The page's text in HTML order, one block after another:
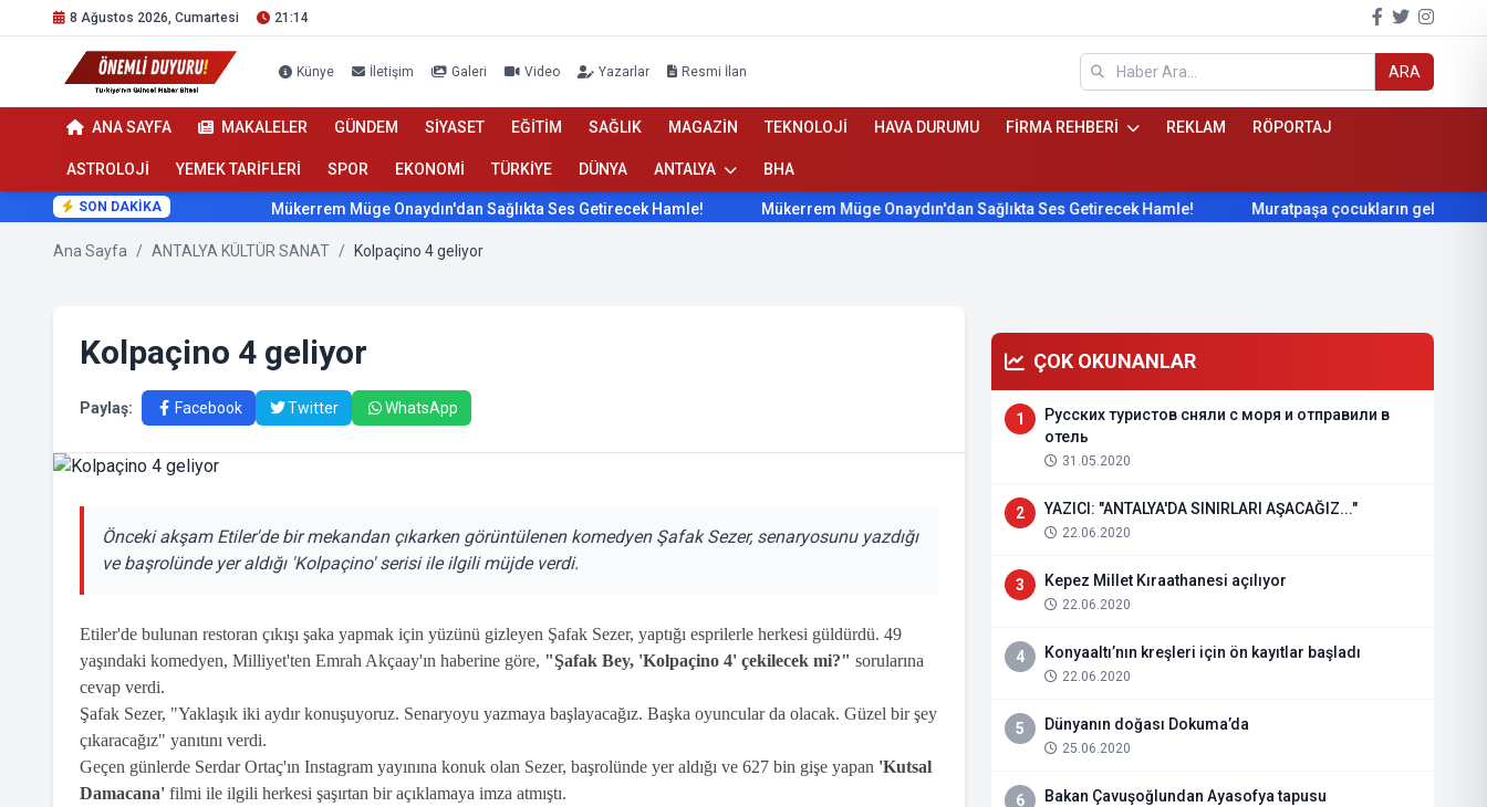
8 Ağustos 2026, Cumartesi 21:14
Künye İletişim Galeri Video Yazarlar Resmi İlan ARA
ANA SAYFA MAKALELER GÜNDEM SİYASET EĞİTİM SAĞLIK MAGAZİN TEKNOLOJİ HAVA DURUMU FİRMA REHBERİ REKLAM RÖPORTAJ
ASTROLOJİ YEMEK TARİFLERİ SPOR EKONOMİ TÜRKİYE DÜNYA ANTALYA BHA
SON DAKİKA Mükerrem Müge Onaydın'dan Sağlıkta Ses Getirecek Hamle! Mükerrem Müge Onaydın'dan Sağlıkta Ses Getirecek Hamle! Muratpaşa çocukların gelişimini
Ana Sayfa / ANTALYA KÜLTÜR SANAT / Kolpaçino 4 geliyor
Kolpaçino 4 geliyor
Paylaş: Facebook Twitter WhatsApp
Önceki akşam Etiler'de bir mekandan çıkarken görüntülenen komedyen Şafak Sezer, senaryosunu yazdığı
ve başrolünde yer aldığı 'Kolpaçino' serisi ile ilgili müjde verdi.
Etiler'de bulunan restoran çıkışı şaka yapmak için yüzünü gizleyen Şafak Sezer, yaptığı esprilerle herkesi güldürdü. 49
yaşındaki komedyen, Milliyet'ten Emrah Akçaay'ın haberine göre, "Şafak Bey, 'Kolpaçino 4' çekilecek mi?" sorularına
cevap verdi.
Şafak Sezer, "Yaklaşık iki aydır konuşuyoruz. Senaryoyu yazmaya başlayacağız. Başka oyuncular da olacak. Güzel bir şey
çıkaracağız" yanıtını verdi.
Geçen günlerde Serdar Ortaç'ın Instagram yayınına konuk olan Sezer, başrolünde yer aldığı ve 627 bin gişe yapan 'Kutsal
Damacana' filmi ile ilgili herkesi şaşırtan bir açıklamaya imza atmıştı.
ÇOK OKUNANLAR
1
Русских туристов сняли с моря и отправили в
отель
31.05.2020
2 YAZICI: "ANTALYA'DA SINIRLARI AŞACAĞIZ..."
22.06.2020
3 Kepez Millet Kıraathanesi açılıyor
22.06.2020
4 Konyaaltı’nın kreşleri için ön kayıtlar başladı
22.06.2020
5 Dünyanın doğası Dokuma’da
25.06.2020
6 Bakan Çavuşoğlundan Ayasofya tapusu